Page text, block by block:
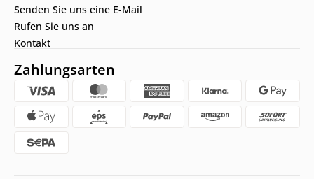
Senden Sie uns eine E-Mail
Rufen Sie uns an
Kontakt
Zahlungsarten